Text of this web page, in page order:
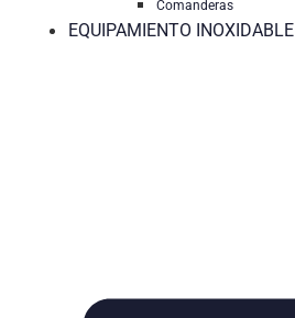
Comanderas
EQUIPAMIENTO INOXIDABLE